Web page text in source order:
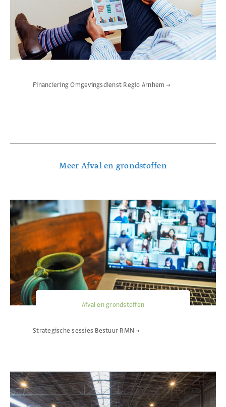
Financiering Omgevingsdienst Regio Arnhem →
Meer Afval en grondstoffen
Afval en grondstoffen
Strategische sessies Bestuur RMN →